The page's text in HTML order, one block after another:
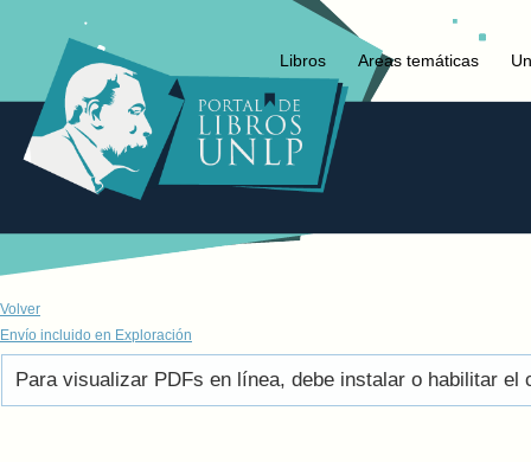
Libros Areas temáticas
Volver
Envío incluido en Exploración
Para visualizar PDFs en línea, debe instalar o habilitar el